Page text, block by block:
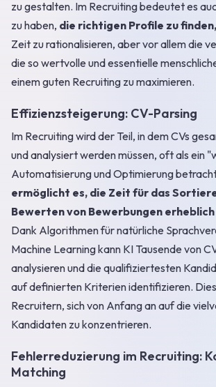
zu gestalten. Im Recruiting bedeutet es
zu haben, die richtigen Profile zu
Zeit zu rationalisieren, aber vor allem die
die so wertvolle und essentielle
einem guten Recruiting zu maximieren.
Effizienzsteigerung: CV-Parsing
Im Recruiting wird der Teil, in dem CVs
und analysiert werden müssen, oft als ein
Automatisierung und Optimierung
ermöglicht es, die Zeit für das
Bewerten von Bewerbungen
Dank Algorithmen für natürliche
Machine Learning kann KI Tausende von
analysieren und die qualifiziertesten
auf definierten Kriterien identifizieren.
Recruitern, sich von Anfang an auf die
Kandidaten zu konzentrieren.
Fehlerreduzierung im Recruiting:
Matching